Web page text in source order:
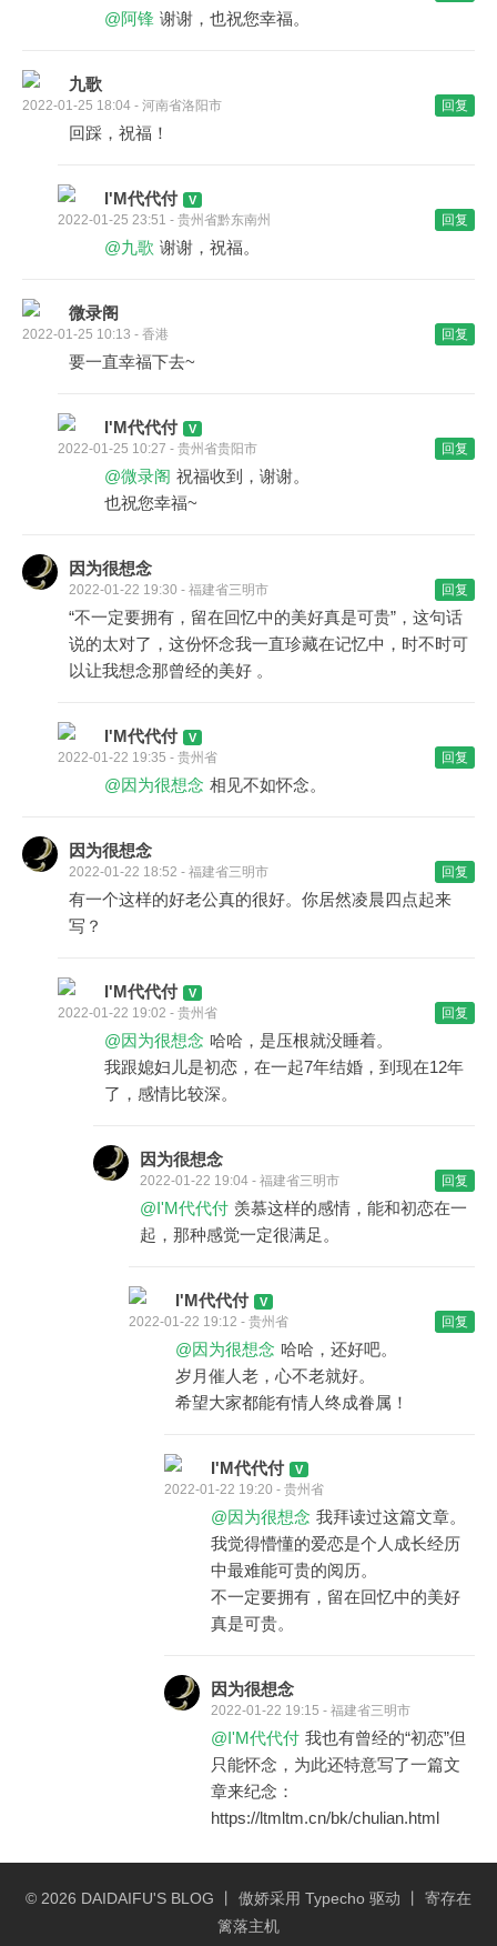
@阿锋 谢谢，也祝您幸福。
九歌
2022-01-25 18:04 - 河南省洛阳市 回复
回踩，祝福！
I'M代代付
2022-01-25 23:51 - 贵州省黔东南州 回复
@九歌 谢谢，祝福。
微录阁
2022-01-25 10:13 - 香港 回复
要一直幸福下去~
I'M代代付
2022-01-25 10:27 - 贵州省贵阳市 回复
@微录阁 祝福收到，谢谢。
也祝您幸福~
因为很想念
2022-01-22 19:30 - 福建省三明市 回复
“不一定要拥有，留在回忆中的美好真是可贵”，这句话
说的太对了，这份怀念我一直珍藏在记忆中，时不时可
以让我想念那曾经的美好 。
I'M代代付
2022-01-22 19:35 - 贵州省 回复
@因为很想念 相见不如怀念。
因为很想念
2022-01-22 18:52 - 福建省三明市 回复
有一个这样的好老公真的很好。你居然凌晨四点起来
写？
I'M代代付
2022-01-22 19:02 - 贵州省 回复
@因为很想念 哈哈，是压根就没睡着。
我跟媳妇儿是初恋，在一起7年结婚，到现在12年
了，感情比较深。
因为很想念
2022-01-22 19:04 - 福建省三明市 回复
@I'M代代付 羡慕这样的感情，能和初恋在一
起，那种感觉一定很满足。
I'M代代付
2022-01-22 19:12 - 贵州省 回复
@因为很想念 哈哈，还好吧。
岁月催人老，心不老就好。
希望大家都能有情人终成眷属！
I'M代代付
2022-01-22 19:20 - 贵州省
@因为很想念 我拜读过这篇文章。
我觉得懵懂的爱恋是个人成长经历
中最难能可贵的阅历。
不一定要拥有，留在回忆中的美好
真是可贵。
因为很想念
2022-01-22 19:15 - 福建省三明市
@I'M代代付 我也有曾经的“初恋”但
只能怀念，为此还特意写了一篇文
章来纪念：
https://ltmltm.cn/bk/chulian.html
© 2026 DAIDAIFU'S BLOG 丨 傲娇采用 Typecho 驱动 丨 寄存在
篱落主机